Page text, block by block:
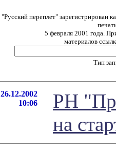
"Русский переплет" зарегистрирован
5 февраля 2001 года.
материалов
Тип
26.12.2002
10:06
РН
на